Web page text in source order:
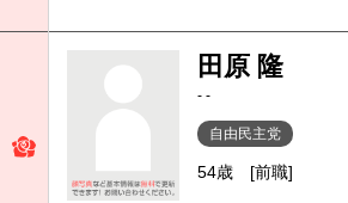
田原 隆
- -
自由民主党
54歳 [前職]